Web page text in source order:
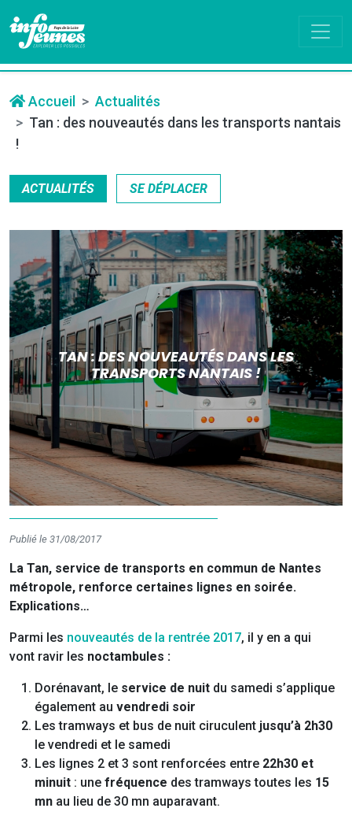
Accueil
Actualités
Tan : des nouveautés dans les transports nantais
!
ACTUALITÉS SE DÉPLACER
TAN : DES NOUVEAUTÉS DANS LES
TRANSPORTS NANTAIS !
Publié le 31/08/2017
La Tan, service de transports en commun de Nantes
métropole, renforce certaines lignes en soirée.
Explications…
Parmi les nouveautés de la rentrée 2017, il y en a qui
vont ravir les noctambules :
Dorénavant, le service de nuit du samedi s’applique
également au vendredi soir
Les tramways et bus de nuit ciruculent jusqu’à 2h30
le vendredi et le samedi
Les lignes 2 et 3 sont renforcées entre 22h30 et
minuit : une fréquence des tramways toutes les 15
mn au lieu de 30 mn auparavant.